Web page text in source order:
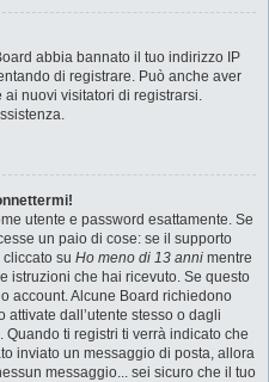
abbia bannato il tuo indirizzo IP
di registrare. Può anche aver
nuovi visitatori di registrarsi.
utente e password esattamente. Se
un paio di cose: se il supporto
su Ho meno di 13 anni mentre
istruzioni che hai ricevuto. Se questo
account. Alcune Board richiedono
dall’utente stesso o dagli
ti registri ti verrà indicato che
inviato un messaggio di posta, allora
messaggio... sei sicuro che il tuo